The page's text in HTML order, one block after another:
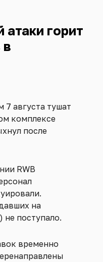
горит
в
7 августа тушат
комплексе
после
RWB
на
поступало.
временно